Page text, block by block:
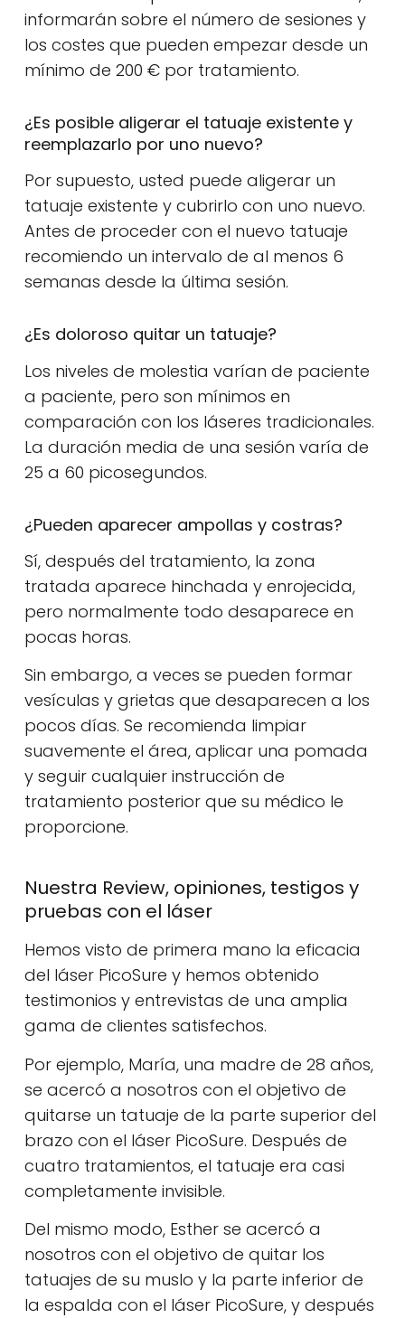
informarán sobre el número de sesiones y
los costes que pueden empezar desde un
mínimo de 200 € por tratamiento.
¿Es posible aligerar el tatuaje existente y
reemplazarlo por uno nuevo?
Por supuesto, usted puede aligerar un
tatuaje existente y cubrirlo con uno nuevo.
Antes de proceder con el nuevo tatuaje
recomiendo un intervalo de al menos 6
semanas desde la última sesión.
¿Es doloroso quitar un tatuaje?
Los niveles de molestia varían de paciente
a paciente, pero son mínimos en
comparación con los láseres tradicionales.
La duración media de una sesión varía de
25 a 60 picosegundos.
¿Pueden aparecer ampollas y costras?
Sí, después del tratamiento, la zona
tratada aparece hinchada y enrojecida,
pero normalmente todo desaparece en
pocas horas.
Sin embargo, a veces se pueden formar
vesículas y grietas que desaparecen a los
pocos días. Se recomienda limpiar
suavemente el área, aplicar una pomada
y seguir cualquier instrucción de
tratamiento posterior que su médico le
proporcione.
Nuestra Review, opiniones, testigos y
pruebas con el láser
Hemos visto de primera mano la eficacia
del láser PicoSure y hemos obtenido
testimonios y entrevistas de una amplia
gama de clientes satisfechos.
Por ejemplo, María, una madre de 28 años,
se acercó a nosotros con el objetivo de
quitarse un tatuaje de la parte superior del
brazo con el láser PicoSure. Después de
cuatro tratamientos, el tatuaje era casi
completamente invisible.
Del mismo modo, Esther se acercó a
nosotros con el objetivo de quitar los
tatuajes de su muslo y la parte inferior de
la espalda con el láser PicoSure, y después